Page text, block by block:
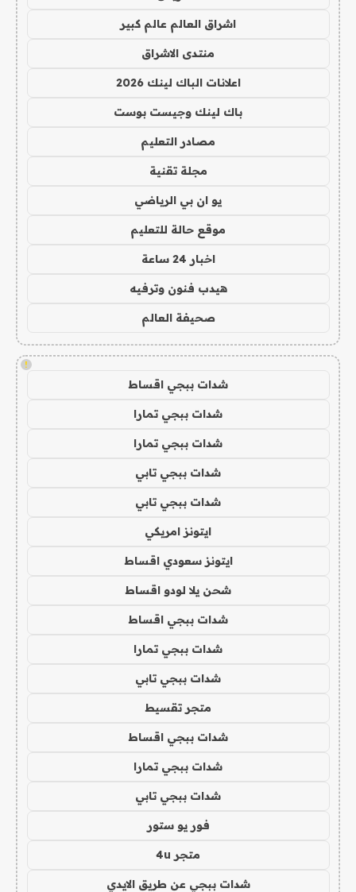
اشراق العالم عالم كبير
منتدى الاشراق
اعلانات الباك لينك 2026
باك لينك وجيست بوست
مصادر التعليم
مجلة تقنية
يو ان بي الرياضي
موقع حالة للتعليم
اخبار 24 ساعة
هيدب فنون وترفيه
صحيفة العالم
!
شدات ببجي اقساط
شدات ببجي تمارا
شدات ببجي تمارا
شدات ببجي تابي
شدات ببجي تابي
ايتونز امريكي
ايتونز سعودي اقساط
شحن يلا لودو اقساط
شدات ببجي اقساط
شدات ببجي تمارا
شدات ببجي تابي
متجر تقسيط
شدات ببجي اقساط
شدات ببجي تمارا
شدات ببجي تابي
فور يو ستور
متجر 4u
شدات ببجي عن طريق الايدي